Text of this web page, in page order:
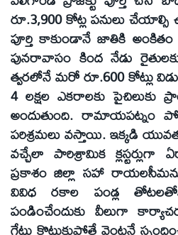
రూ.3,900 కోట్ల పనులు చేయాల్సి
పూర్తి కాకుండానే జాతికి అంకితం
పునరావాసం కింద నేడు
త్వరలోనే మరో రూ.600 కోట్లు
4 లక్షల ఎకరాలకు పైచిలుకు
అందుతుంది. రామాయపట్నం
పరిశ్రమలు వస్తాయి. ఇక్కడి
వచ్చేలా పారిశ్రామిక క్లస్టర్లుగా
ప్రకాశం జిల్లా సహా
వివిధ రకాల పండ్ల
పండించేందుకు వీలుగా
గేటు కొట్టుకుపోతే వెంటనే